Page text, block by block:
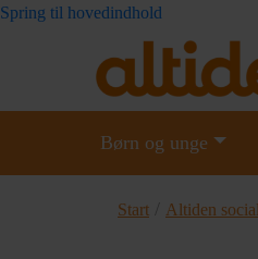
Spring til hovedindhold
Børn og unge
Start Altiden